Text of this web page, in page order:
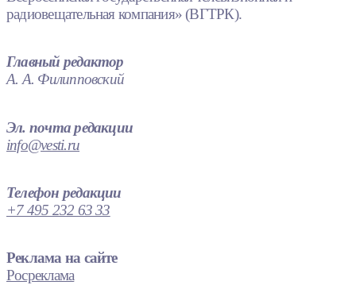
радиовещательная компания» (ВГТРК).
Главный редактор
А. А. Филипповский
Эл. почта редакции
info@vesti.ru
Телефон редакции
+7 495 232 63 33
Реклама на сайте
Росреклама